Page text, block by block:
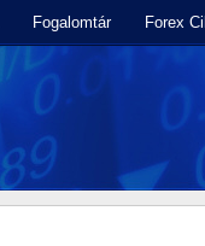
Fogalomtár Forex